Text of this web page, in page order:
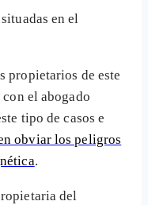
en el
propietarios de este
el abogado
tipo de casos e
obviar los peligros
.
del